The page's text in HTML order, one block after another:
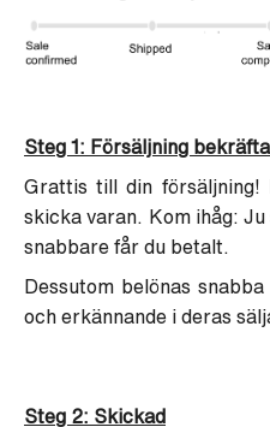
Steg 1: Försäljning
Grattis till din
skicka varan. Kom ihåg:
snabbare får du betalt.
Dessutom belönas
och erkännande i deras
Steg 2: Skickad